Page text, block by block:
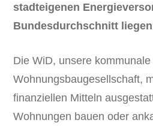
stadteigenen
Bundesdurchschnitt
Die WiD, unsere kommunale
Wohnungsbaugesellschaft,
finanziellen Mitteln
Wohnungen bauen oder